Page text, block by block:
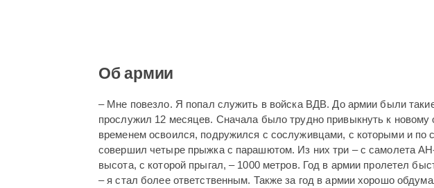
Об армии
– Мне повезло. Я попал служить в войска ВДВ. До армии были
прослужил 12 месяцев. Сначала было трудно привыкнуть к
временем освоился, подружился с сослуживцами, с которыми и по
совершил четыре прыжка с парашютом. Из них три – с самолета
высота, с которой прыгал, – 1000 метров. Год в армии пролетел
– я стал более ответственным. Также за год в армии хорошо